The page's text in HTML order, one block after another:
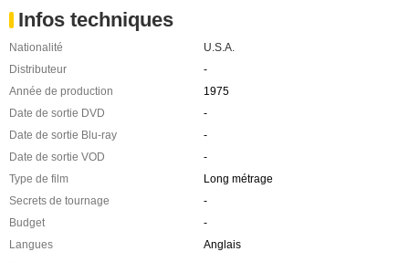
Infos techniques
Nationalité
U.S.A.
Distributeur
-
Année de production
1975
Date de sortie DVD
-
Date de sortie Blu-ray
-
Date de sortie VOD
-
Type de film
Long métrage
Secrets de tournage
-
Budget
-
Langues
Anglais